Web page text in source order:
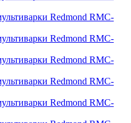
Redmond RMC-
Redmond RMC-
Redmond RMC-
Redmond RMC-
Redmond RMC-